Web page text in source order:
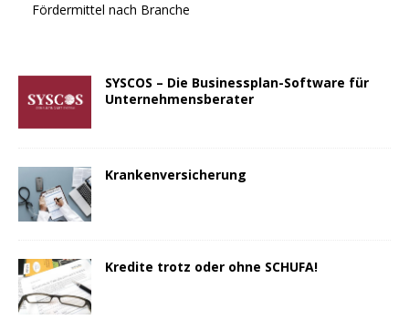
Fördermittel nach Branche
SYSCOS – Die Businessplan-Software für
Unternehmensberater
Krankenversicherung
Kredite trotz oder ohne SCHUFA!